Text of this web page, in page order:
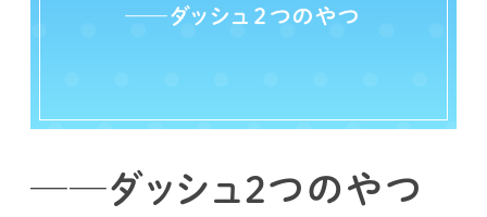
──ダッシュ２つのやつ